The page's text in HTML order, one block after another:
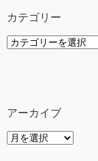
カテゴリー
カ
アーカイブ
ア